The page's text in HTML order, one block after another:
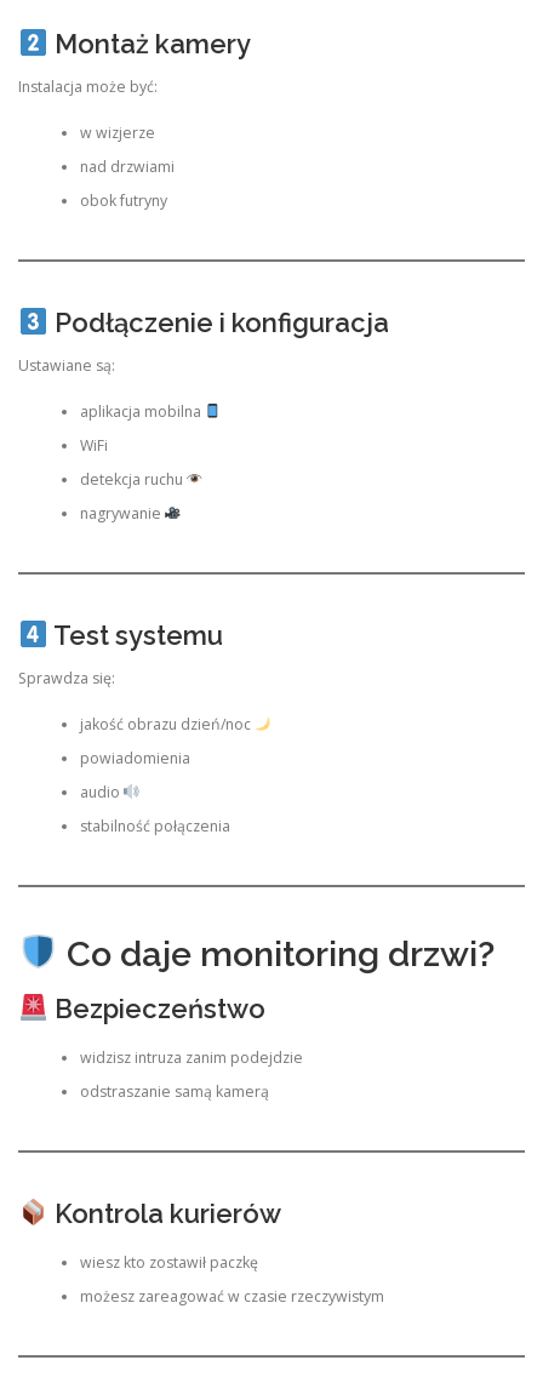
Montaż kamery
Instalacja może być:
w wizjerze
nad drzwiami
obok futryny
Podłączenie i konfiguracja
Ustawiane są:
aplikacja mobilna
WiFi
detekcja ruchu
nagrywanie
Test systemu
Sprawdza się:
jakość obrazu dzień/noc
powiadomienia
audio
stabilność połączenia
Co daje monitoring drzwi?
Bezpieczeństwo
widzisz intruza zanim podejdzie
odstraszanie samą kamerą
Kontrola kurierów
wiesz kto zostawił paczkę
możesz zareagować w czasie rzeczywistym